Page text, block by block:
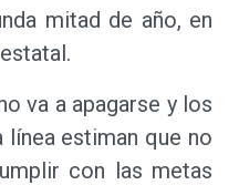
mitad de año, en
va a apagarse y los
estiman que no
con las metas